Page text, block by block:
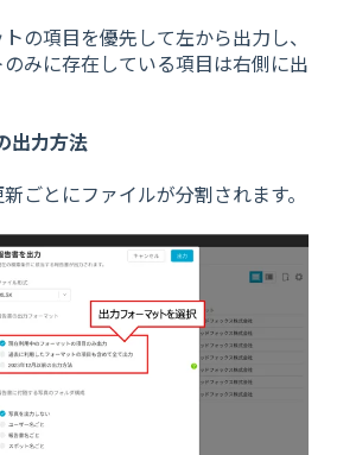
の項目を優先して左から出力し、
みに存在している項目は右側に出
出力方法
ごとにファイルが分割されます。